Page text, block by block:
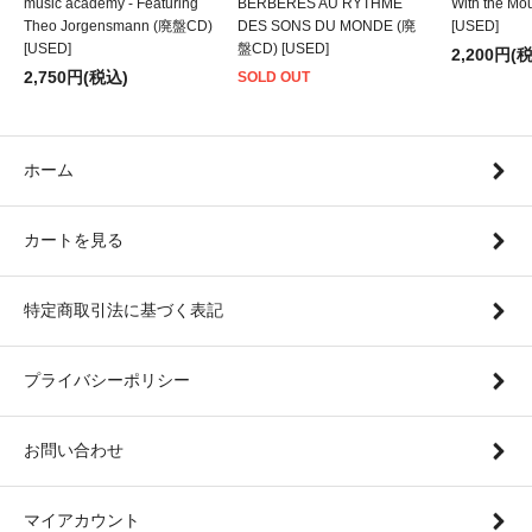
Theo Jorgensmann (廃盤CD)
[USED]
2,750円(税込)
DES SONS DU MONDE (廃
盤CD) [USED]
SOLD OUT
[USED]
2,200円(
ホーム
カートを見る
特定商取引法に基づく表記
プライバシーポリシー
お問い合わせ
マイアカウント